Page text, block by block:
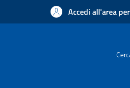
Accedi all'area